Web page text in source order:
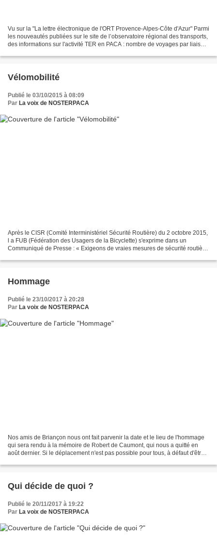
Vu sur la "La lettre électronique de l'ORT Provence-Alpes-Côte d'Azur" Parmi
les nouveautés publiées sur le site de l’observatoire régional des transports,
des informations sur l'activité TER en PACA : nombre de voyages par liaison
Vélomobilité
Publié le 03/10/2015 à 08:09
Par La voix de NOSTERPACA
Après le CISR (Comité Interministériel Sécurité Routière) du 2 octobre 2015,
l a FUB (Fédération des Usagers de la Bicyclette) s'exprime dans un
Communiqué de Presse : « Exigeons de vraies mesures de sécurité routière
Hommage
Publié le 23/10/2017 à 20:28
Par La voix de NOSTERPACA
Nos amis de Briançon nous ont fait parvenir la date et le lieu de l'hommage
qui sera rendu à la mémoire de Robert de Caumont, qui nous a quitté en
août dernier. Si le déplacement n'est pas possible pour tous, à défaut d'être
Qui décide de quoi ?
Publié le 20/11/2017 à 19:22
Par La voix de NOSTERPACA